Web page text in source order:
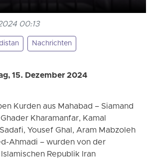
00:13
Nachrichten
15. Dezember 2024
Kurden aus Mahabad – Siamand
Kharamanfar, Kamal
Yousef Ghal, Aram Mabzoleh
Ahmadi – wurden von der
Republik Iran